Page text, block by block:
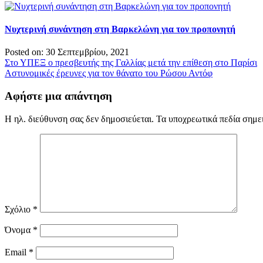
Νυχτερινή συνάντηση στη Βαρκελώνη για τον προπονητή
Posted on: 30 Σεπτεμβρίου, 2021
Πλοήγηση
άρθρων
Στο ΥΠΕΞ ο πρεσβευτής της Γαλλίας μετά την επίθεση στο Παρίσι
Αστυνομικές έρευνες για τον θάνατο του Ρώσου Αντόφ
Αφήστε μια απάντηση
Η ηλ. διεύθυνση σας δεν δημοσιεύεται. Τα υποχρεωτικά πεδία
Σχόλιο *
Όνομα *
Email *